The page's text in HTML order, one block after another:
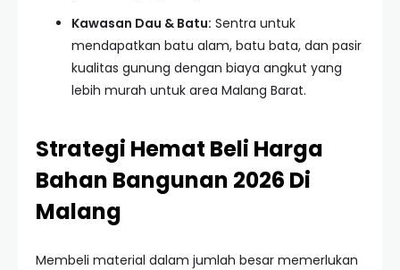
Kawasan Dau & Batu: Sentra untuk
mendapatkan batu alam, batu bata, dan pasir
kualitas gunung dengan biaya angkut yang
lebih murah untuk area Malang Barat.
Strategi Hemat Beli Harga
Bahan Bangunan 2026 Di
Malang
Membeli material dalam jumlah besar memerlukan